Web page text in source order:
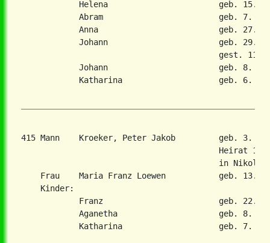
Helena                       geb. 15.
Abram                        geb. 7.
Anna                         geb. 27.
Johann                       geb. 29.
gest. 11.
Johann                       geb. 8.
Katharina                    geb. 6.
415 Mann    Kroeker, Peter Jakob         geb. 3.
Heirat 17.
in
Frau    Maria Franz Loewen           geb. 13.
    Kinder:
Franz                        geb. 22.
Aganetha                     geb. 8.
Katharina                    geb. 7.